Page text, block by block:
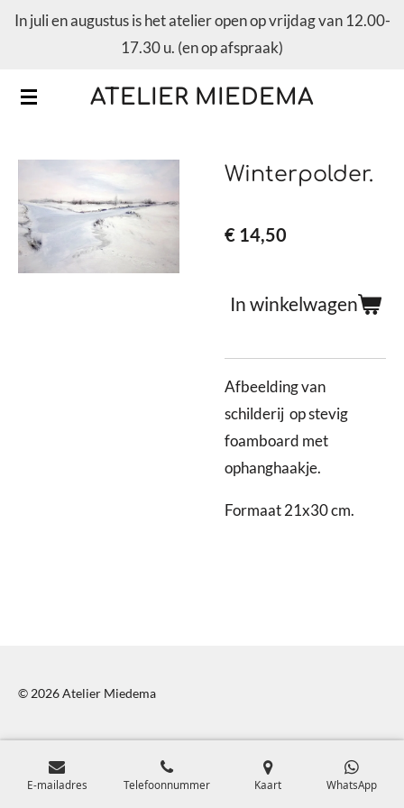
Ga
de
ATELIER MIEDEMA
In juli en augustus is het atelier open op vrijdag van 12.00-
17.30 u. (en op afspraak)
Winterpolder.
€ 14,50
In winkelwagen
Afbeelding van
schilderij op stevig
foamboard met
ophanghaakje.
Formaat 21x30 cm.
© 2026 Atelier Miedema
E-mailadres Telefoonnummer Kaart WhatsApp